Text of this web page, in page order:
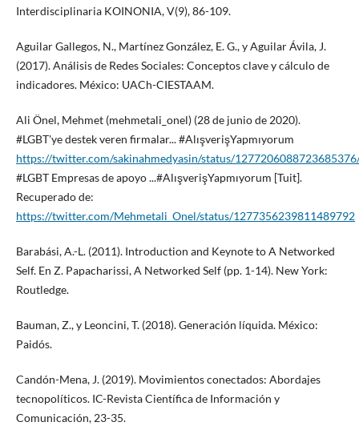
Interdisciplinaria KOINONIA, V(9), 86-109.
Aguilar Gallegos, N., Martínez González, E. G., y Aguilar Ávila, J.
(2017). Análisis de Redes Sociales: Conceptos clave y cálculo de
indicadores. México: UACh-CIESTAAM.
Ali Önel, Mehmet (mehmetali_onel) (28 de junio de 2020).
#LGBT'ye destek veren firmalar... #AlışverişYapmıyorum
https://twitter.com/sakinahmedyasin/status/
#LGBT Empresas de apoyo ...#AlışverişYapmıyorum [Tuit].
Recuperado de:
https://twitter.com/Mehmetali_Onel/status/1277356239811489792
Barabási, A.-L. (2011). Introduction and Keynote to A Networked
Self. En Z. Papacharissi, A Networked Self (pp. 1-14). New York:
Routledge.
Bauman, Z., y Leoncini, T. (2018). Generación líquida. México:
Paidós.
Candón-Mena, J. (2019). Movimientos conectados: Abordajes
tecnopolíticos. IC-Revista Científica de Información y
Comunicación, 23-35.